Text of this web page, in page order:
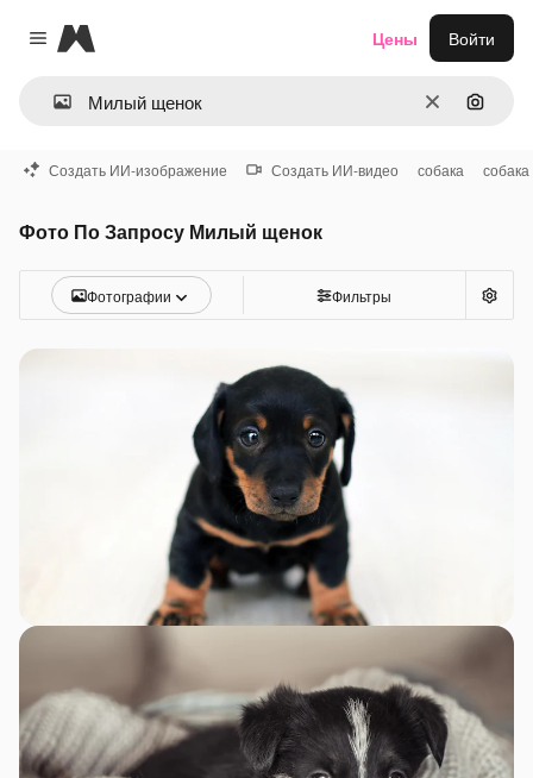
Close menu
Magnific
ОчиститьПоиск
Цены Войти
Создать ИИ-изображение Создать ИИ-видео собака собака
Фото По Запросу Милый щенок
Фотографии Фильтры